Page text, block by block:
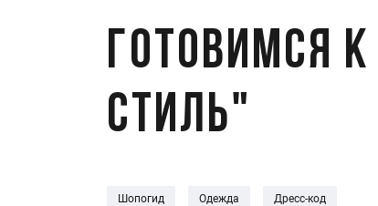
Готовимся
стиль"
Шопогид Одежда Дресс-код